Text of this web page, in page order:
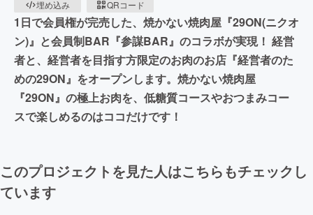
埋め込み
QRコード
1日で会員権が完売した、焼かない焼肉屋『29ON(ニクオ
ン)』と会員制BAR『参謀BAR』のコラボが実現！ 経営
者と、経営者を目指す方限定のお肉のお店『経営者のた
めの29ON』をオープンします。焼かない焼肉屋
『29ON』の極上お肉を、低糖質コースやおつまみコー
スで楽しめるのはココだけです！
このプロジェクトを見た人はこちらもチェックし
ています